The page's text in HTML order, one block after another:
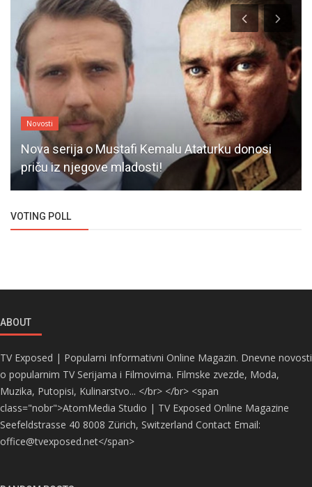
Novosti
Nova serija o Mustafi Kemalu Ataturku donosi
priču iz njegove mladosti!
VOTING POLL
ABOUT
TV Exposed | Popularni Informativni Online Magazin. Dnevne novosti
o popularnim TV Serijama i Filmovima. Filmske zvezde, Moda,
Muzika, Putopisi, Kulinarstvo... </br> </br> <span
class="nobr">AtomMedia Studio | TV Exposed Online Magazine
Seefeldstrasse 40 8008 Zürich, Switzerland Contact Email:
office@tvexposed.net</span>